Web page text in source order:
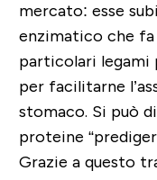
mercato: esse
enzimatico che fa
particolari
per facilitarne
stomaco. Si può
proteine
Grazie a questo